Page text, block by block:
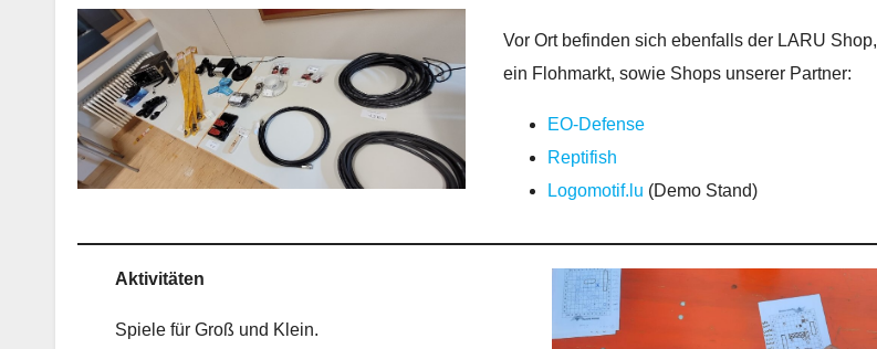
Vor Ort befinden sich ebenfalls der LARU Shop,
ein Flohmarkt, sowie Shops unserer Partner:
EO-Defense
Reptifish
Logomotif.lu (Demo Stand)
Aktivitäten
Spiele für Groß und Klein.